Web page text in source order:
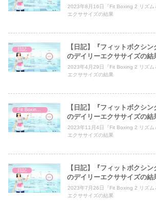
2023年8月16日『Fit Boxing 2 リズム
エクササイズの結果
日記
【日記】『フィットボクシ
のデイリーエクササイズの結
2023年4月29日『Fit Boxing 2 リズム
エクササイズの結果
【日記】『フィットボクシ
のデイリーエクササイズの結
2023年11月4日『Fit Boxing 2 リズム
エクササイズの結果
日記
【日記】『フィットボクシ
のデイリーエクササイズの結
2023年7月26日『Fit Boxing 2 リズム
エクササイズの結果